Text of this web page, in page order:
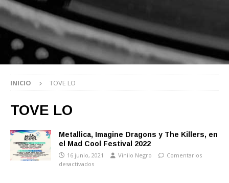
INICIO TOVE LO
TOVE LO
Metallica, Imagine Dragons y The Killers, en
el Mad Cool Festival 2022
16 junio, 2021 Vinilo Negro
Comentarios
desactivados